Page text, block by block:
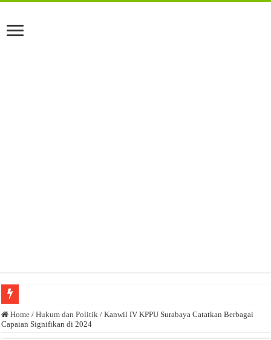
Anda butuh promosi usaha? Kontak ke Email redaksi@bisnisnasional.com
Home / Hukum dan Politik / Kanwil IV KPPU Surabaya Catatkan Berbagai
Capaian Signifikan di 2024